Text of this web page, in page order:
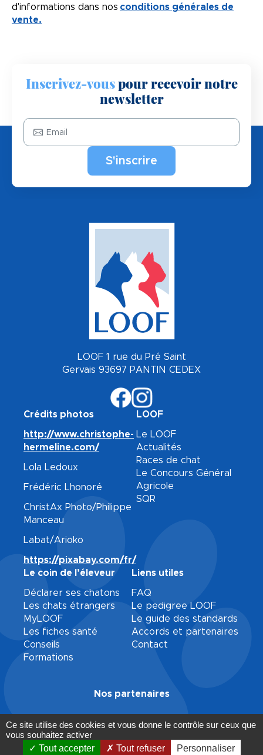
d'informations dans nos conditions générales de
vente.
Inscrivez-vouspour recevoir notre
newsletter
LOOF 1 rue du Pré Saint
Gervais 93697 PANTIN CEDEX
Crédits photos
http://www.christophe-
hermeline.com/
Lola Ledoux
Frédéric Lhonoré
ChristAx Photo/Philippe
Manceau
Labat/Arioko
https://pixabay.com/fr/
LOOF
Le LOOF
Actualités
Races de chat
Le Concours Général
Agricole
SQR
Le coin de l’éleveur
Déclarer ses chatons
Les chats étrangers
MyLOOF
Les fiches santé
Conseils
Formations
Liens utiles
FAQ
Le pedigree LOOF
Le guide des standards
Accords et partenaires
Contact
Nos partenaires
Mentions légalesGestion des cookies
Ce site utilise des cookies et vous donne le contrôle sur ceux que
vous souhaitez activer
Tout accepter
Tout refuser Personnaliser